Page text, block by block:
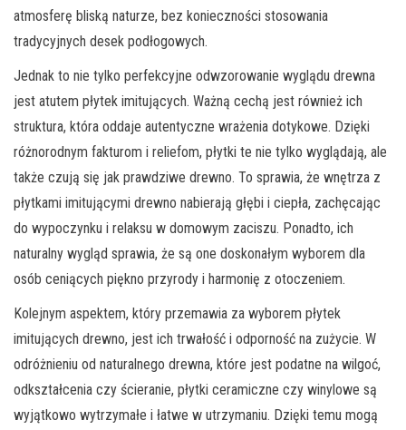
atmosferę bliską naturze, bez konieczności stosowania
tradycyjnych desek podłogowych.
Jednak to nie tylko perfekcyjne odwzorowanie wyglądu drewna
jest atutem płytek imitujących. Ważną cechą jest również ich
struktura, która oddaje autentyczne wrażenia dotykowe. Dzięki
różnorodnym fakturom i reliefom, płytki te nie tylko wyglądają, ale
także czują się jak prawdziwe drewno. To sprawia, że wnętrza z
płytkami imitującymi drewno nabierają głębi i ciepła, zachęcając
do wypoczynku i relaksu w domowym zaciszu. Ponadto, ich
naturalny wygląd sprawia, że są one doskonałym wyborem dla
osób ceniących piękno przyrody i harmonię z otoczeniem.
Kolejnym aspektem, który przemawia za wyborem płytek
imitujących drewno, jest ich trwałość i odporność na zużycie. W
odróżnieniu od naturalnego drewna, które jest podatne na wilgoć,
odkształcenia czy ścieranie, płytki ceramiczne czy winylowe są
wyjątkowo wytrzymałe i łatwe w utrzymaniu. Dzięki temu mogą